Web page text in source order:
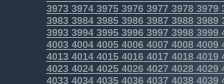
3973397439753976397739783979
3983398439853986398739883989
3993399439953996399739983999
4003400440054006400740084009
40134014401540164017 40184019
4023402440254026402740284029
40334034403540364037 40384039